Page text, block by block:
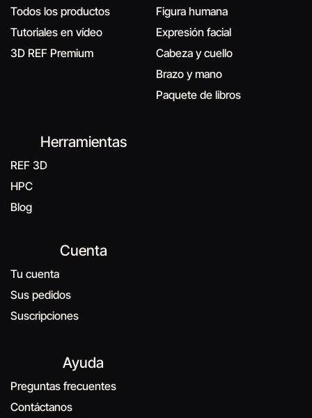
Todos los productos
Tutoriales en vídeo
3D REF Premium
Figura humana
Expresión facial
Cabeza y cuello
Brazo y mano
Paquete de libros
Herramientas
REF 3D
HPC
Blog
Ayuda
Preguntas frecuentes
Contáctanos
Cuenta
Tu cuenta
Sus pedidos
Suscripciones